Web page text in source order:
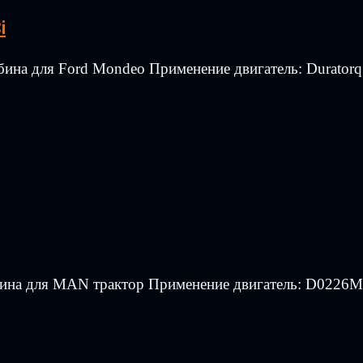
для Ford Mondeo Применение двигатель:
для MAN трактор Применение двигатель: